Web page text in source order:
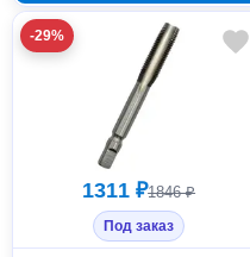
-29%
1311 ₽1846 ₽
Под заказ